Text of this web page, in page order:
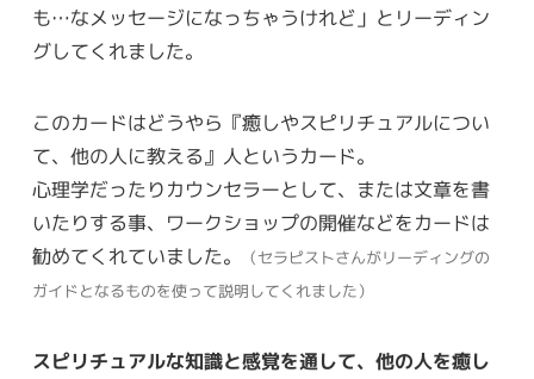
も…なメッセージになっちゃうけれど」とリーディン
グしてくれました。
このカードはどうやら『癒しやスピリチュアルについ
て、他の人に教える』人というカード。
心理学だったりカウンセラーとして、または文章を書
いたりする事、ワークショップの開催などをカードは
勧めてくれていました。
（セラピストさんがリーディングの
ガイドとなるものを使って説明してくれました）
スピリチュアルな知識と感覚を通して、他の人を癒し